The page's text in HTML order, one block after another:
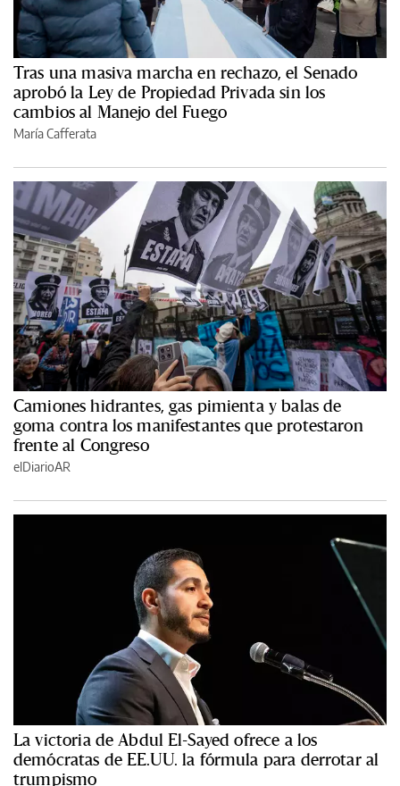
Tras una masiva marcha en rechazo, el Senado
aprobó la Ley de Propiedad Privada sin los
cambios al Manejo del Fuego
María Cafferata
Camiones hidrantes, gas pimienta y balas de
goma contra los manifestantes que protestaron
frente al Congreso
elDiarioAR
La victoria de Abdul El-Sayed ofrece a los
demócratas de EE.UU. la fórmula para derrotar al
trumpismo